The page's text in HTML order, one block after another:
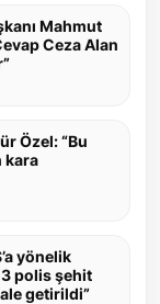
Mahmut
Ceza Alan
Özel: “Bu
kara
yönelik
3 polis şehit
getirildi”